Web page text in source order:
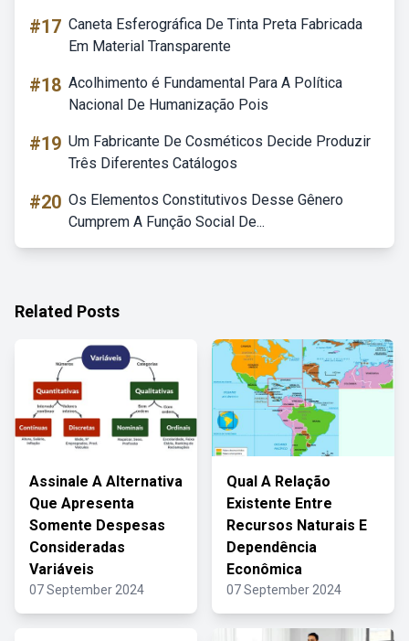
#17 Caneta Esferográfica De Tinta Preta Fabricada
Em Material Transparente
#18 Acolhimento é Fundamental Para A Política
Nacional De Humanização Pois
#19 Um Fabricante De Cosméticos Decide Produzir
Três Diferentes Catálogos
#20 Os Elementos Constitutivos Desse Gênero
Cumprem A Função Social De...
Related Posts
Assinale A Alternativa
Que Apresenta
Somente Despesas
Consideradas
Variáveis
07 September 2024
Qual A Relação
Existente Entre
Recursos Naturais E
Dependência
Econômica
07 September 2024